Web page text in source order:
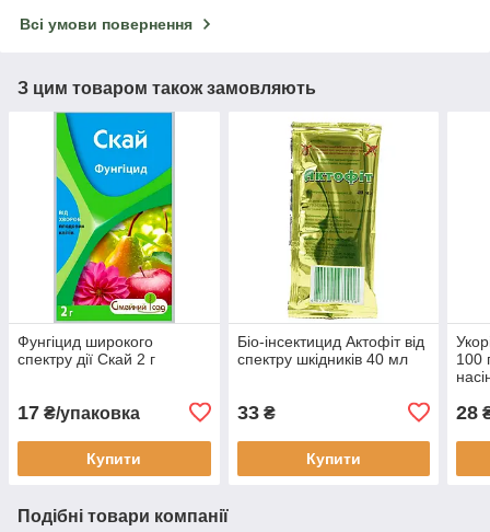
Всі умови повернення
З цим товаром також замовляють
Фунгіцид широкого
спектру дії Скай 2 г
17 ₴/упаковка
Купити
Біо-інсектицид Актофіт від
спектру шкідників 40 мл
33₴
Купити
100
28
Подібні товари компанії